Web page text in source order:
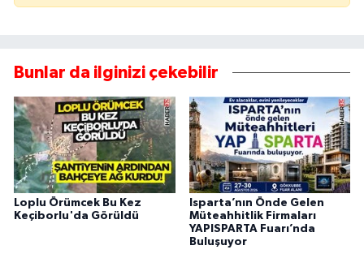
Bunlar da ilginizi çekebilir
Loplu Örümcek Bu Kez
Keçiborlu'da Görüldü
Isparta’nın Önde Gelen
Müteahhitlik Firmaları
YAPISPARTA Fuarı’nda
Buluşuyor